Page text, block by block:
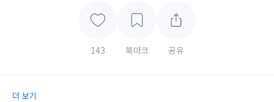
143 북마크 공유
더 보기